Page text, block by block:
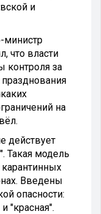
и
министр
что власти
контроля за
на
действует
Такая модель
Введены
опасности:
"красная".